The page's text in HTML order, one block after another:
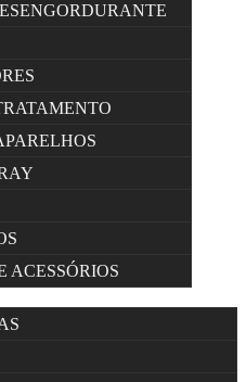
ACESSÓRIOS